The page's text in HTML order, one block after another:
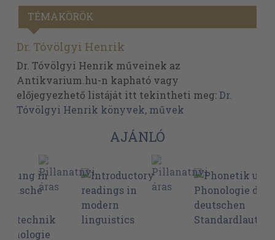
TÉMAKÖRÖK
Dr. Tóvölgyi Henrik
Dr. Tóvölgyi Henrik műveinek az
Antikvarium.hu-n kapható vagy
előjegyezhető listáját itt tekintheti meg:Dr.
Tóvölgyi Henrik könyvek, művek
AJÁNLÓ